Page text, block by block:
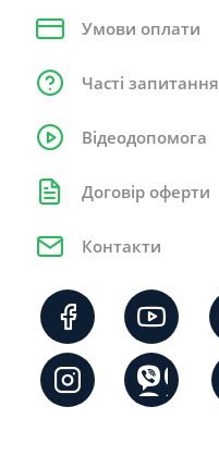
Умови оплати
Часті запитання
Відеодопомога
Договір оферти
Контакти